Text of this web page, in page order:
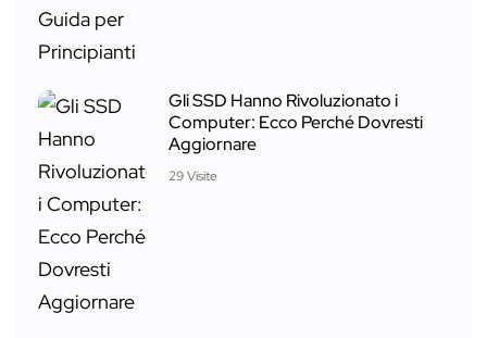
Gli SSD Hanno Rivoluzionato i
Computer: Ecco Perché Dovresti
Aggiornare
29 Visite